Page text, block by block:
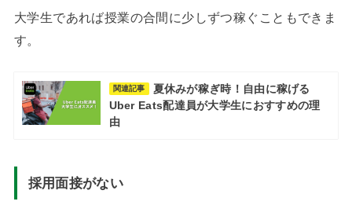
大学生であれば授業の合間に少しずつ稼ぐこともできま
す。
関連記事
夏休みが稼ぎ時！自由に稼げる
Uber Eats配達員が大学生におすすめの理
由
採用面接がない